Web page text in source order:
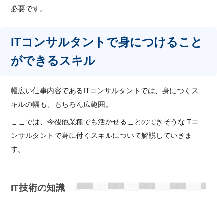
必要です。
ITコンサルタントで身につけること
ができるスキル
幅広い仕事内容であるITコンサルタントでは、身につくス
キルの幅も、もちろん広範囲。
ここでは、今後他業種でも活かせることのできそうなITコ
ンサルタントで身に付くスキルについて解説していきま
す。
IT技術の知識